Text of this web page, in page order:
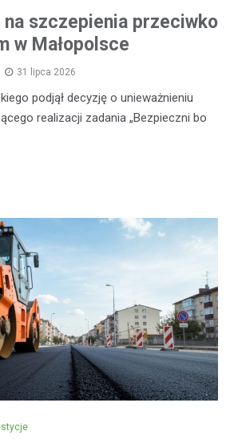
na szczepienia przeciwko
w Małopolsce
31 lipca 2026
podjął decyzję o unieważnieniu
realizacji zadania „Bezpieczni bo